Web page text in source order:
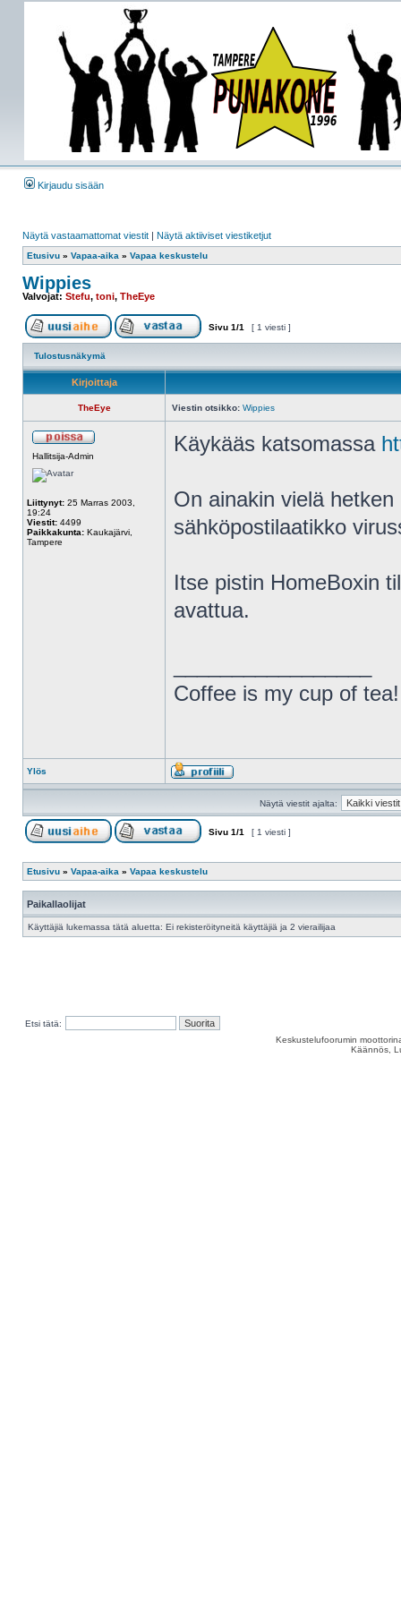
Kirjaudu sisään
Näytä vastaamattomat viestit | Näytä aktiiviset viestiketjut
Etusivu » Vapaa-aika » Vapaa keskustelu
Wippies
Valvojat: Stefu, toni, TheEye
Sivu 1/1 [ 1 viesti ]
Tulostusnäkymä
Kirjoittaja
TheEye Viestin otsikko: Wippies
Hallitsija-Admin
Liittynyt: 25 Marras 2003,
19:24
Viestit: 4499
Paikkakunta: Kaukajärvi,
Tampere
Käykääs katsomassa
On ainakin vielä
sähköpostilaatikko
Itse pistin HomeBoxin
avattua.
Coffee is my cup of tea!
Ylös
Näytä viestit ajalta:
Sivu 1/1 [ 1 viesti ]
Etusivu » Vapaa-aika » Vapaa keskustelu
Paikallaolijat
Käyttäjiä lukemassa tätä aluetta: Ei rekisteröityneitä käyttäjiä ja 2 vierailijaa
Etsi tätä:
Keskustelufoorumin
Käännös,